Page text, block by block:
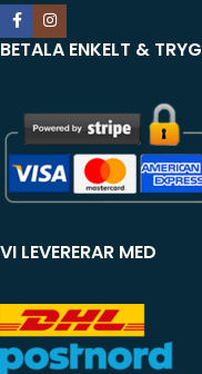
BETALA ENKELT &
VI LEVERERAR MED